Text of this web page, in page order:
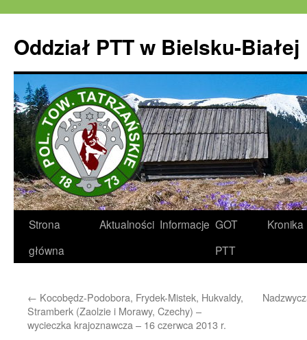
Oddział PTT w Bielsku-Białej
Strona
główna
Aktualności Informacje GOT
PTT
Kronika
← Kocobędz-Podobora, Frydek-Mistek, Hukvaldy,
Stramberk (Zaolzie i Morawy, Czechy) –
wycieczka krajoznawcza – 16 czerwca 2013 r.